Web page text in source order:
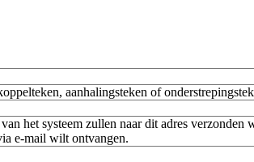
aanhalingsteken of
het systeem zullen naar dit adres
e-mail wilt ontvangen.